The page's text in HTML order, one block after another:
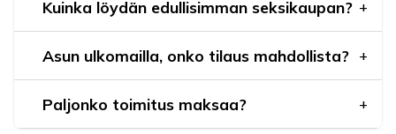
Kuinka löydän edullisimman seksikaupan?
Asun ulkomailla, onko tilaus mahdollista?
Paljonko toimitus maksaa?